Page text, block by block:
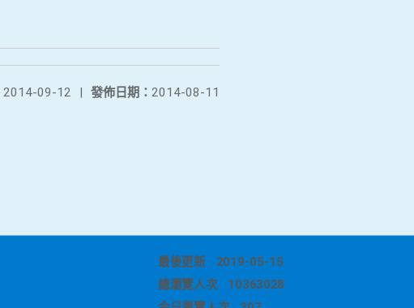
發佈日期： 2014-08-11
2014-09-12 |
最後更新
2019-05-15
總瀏覽人次
10363028